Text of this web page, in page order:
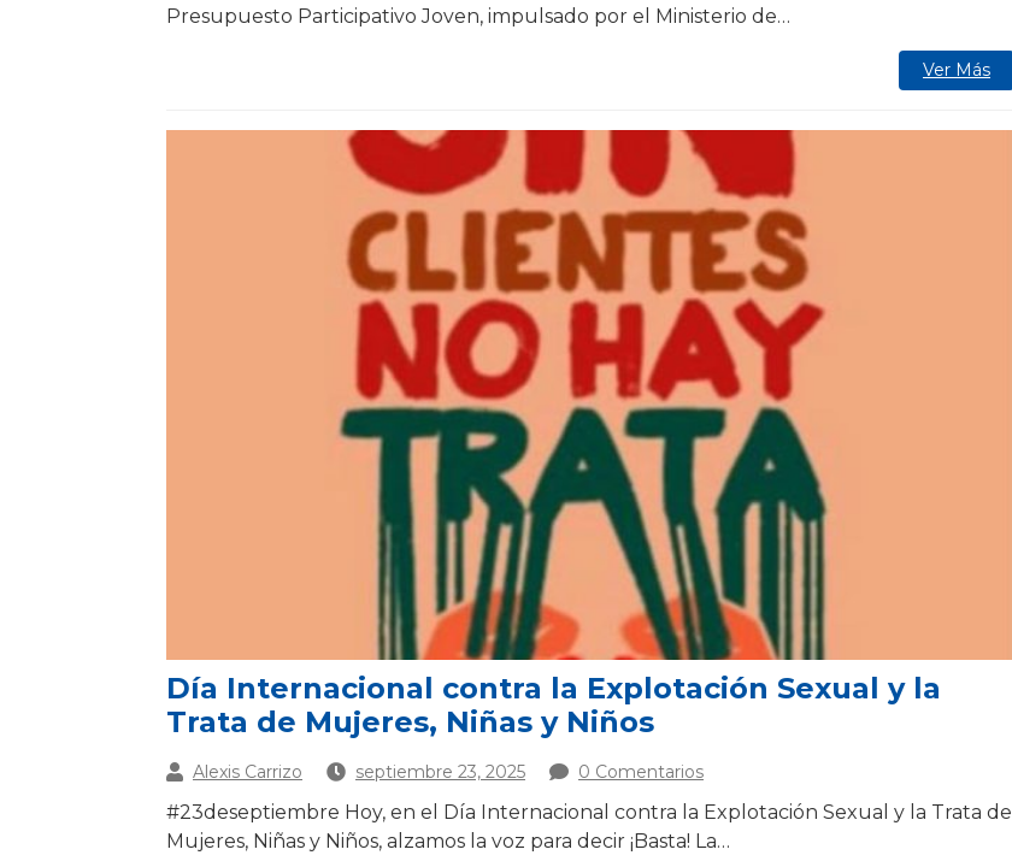
Presupuesto Participativo Joven, impulsado por el Ministerio de…
Ver Más
Día Internacional contra la Explotación Sexual y la
Trata de Mujeres, Niñas y Niños
Alexis Carrizo septiembre 23, 2025 0 Comentarios
#23deseptiembre Hoy, en el Día Internacional contra la Explotación Sexual y la Trata de
Mujeres, Niñas y Niños, alzamos la voz para decir ¡Basta! La…